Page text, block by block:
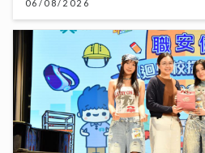
06/08/2026